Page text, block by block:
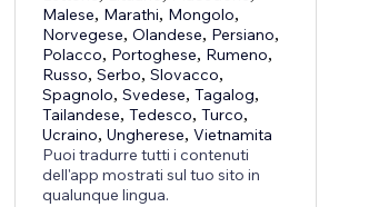
Malese, Marathi, Mongolo,
Norvegese,Olandese, Persiano,
Polacco, Portoghese, Rumeno,
Russo,Serbo,Slovacco,
Spagnolo,Svedese,Tagalog,
Tailandese,Tedesco,Turco,
Ucraino,Ungherese,Vietnamita
Puoi tradurre tutti i contenuti
dell'app mostrati sul tuo sito in
qualunque lingua.